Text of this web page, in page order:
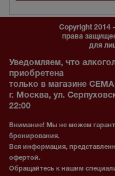
Copyright 2014
права
для
Уведомляем, что
приобретена
только в магазине
г. Москва, ул.
22:00
Внимание! Мы не можем
бронирования.
Вся информация,
офертой.
Обращайтесь к нашим